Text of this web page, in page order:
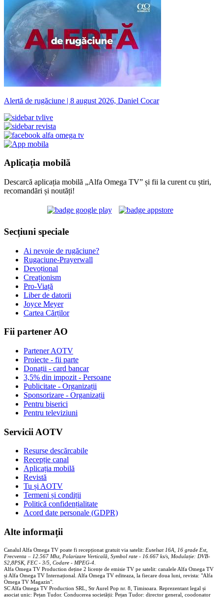
Alertă de rugăciune | 8 august 2026, Daniel Cocar
Aplicația mobilă
Descarcă aplicația mobilă „Alfa Omega TV” și fii la curent cu știri,
recomandări și noutăți!
Secțiuni speciale
Ai nevoie de rugăciune?
Rugaciune-Prayerwall
Devoțional
Creaționism
Pro-Viață
Liber de datorii
Joyce Meyer
Cartea Cărților
Fii partener AO
Partener AOTV
Proiecte - fii parte
Donații - card bancar
3,5% din impozit - Persoane
Publicitate - Organizații
Sponsorizare - Organizații
Pentru biserici
Pentru televiziuni
Servicii AOTV
Resurse descărcabile
Recepție canal
Aplicația mobilă
Revistă
Tu și AOTV
Termeni și condiții
Politică confidențialitate
Acord date personale (GDPR)
Alte informații
Canalul Alfa Omega TV poate fi recepționat gratuit via satelit: Eutelsat 16A, 16 grade Est,
Frecventa – 12.567 Mhz, Polarizare Verticală, Symbol rate - 16.667 ks/s, Modulație: DVB-
S2,8PSK, FEC - 3/5, Codare - MPEG-4
Alfa Omega TV Production deține 2 licențe de emisie TV pe satelit: canalele Alfa Omega TV
și Alfa Omega TV Internațional. Alfa Omega TV editeaza, la fiecare doua luni, revista: "Alfa
Omega TV Magazin".
SC Alfa Omega TV Production SRL, Str Aurel Pop nr. 8, Timisoara. Reprezentant legal și
asociat unic: Pețan Tudor. Conducerea societății: Pețan Tudor: director general, coodonator